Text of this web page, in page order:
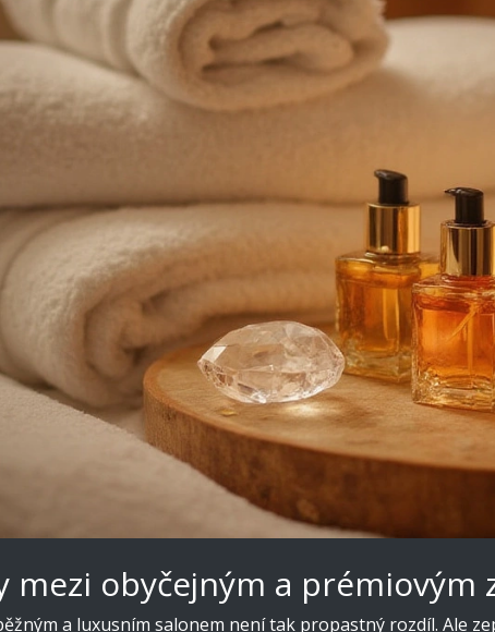
mezi obyčejným a prémiovým
a luxusním salonem není tak propastný rozdíl. Ale